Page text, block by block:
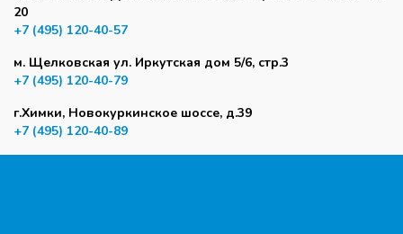
20
+7 (495) 120-40-57
м. Щелковская ул. Иркутская дом 5/6, стр.3
+7 (495) 120-40-79
г.Химки, Новокуркинское шоссе, д.39
+7 (495) 120-40-89